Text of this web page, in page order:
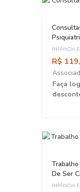
INFÂNCIA
R$
Faça
De Ser
INFÂNCIA